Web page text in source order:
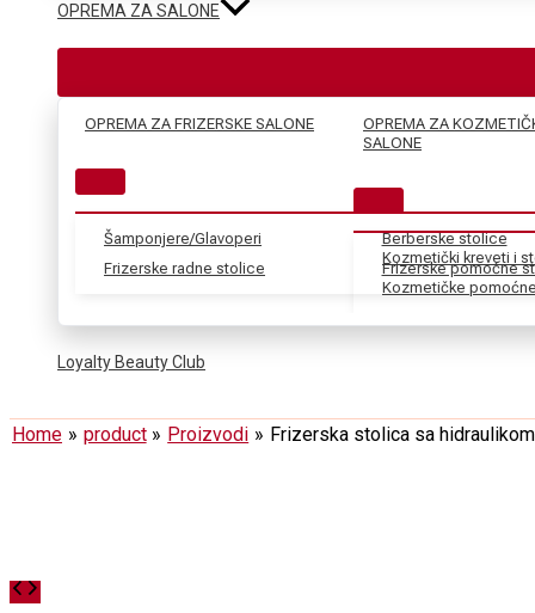
OPREMA ZA SALONE
OPREMA ZA FRIZERSKE SALONE
Šamponjere/Glavoperi
Frizerske radne stolice
Berberske stolice
Frizerske pomoćne
OPREMA ZA
SALONE
Kozmetički kreveti i
Kozmetičke
Loyalty Beauty Club
Home product Proizvodi Frizerska stolica sa